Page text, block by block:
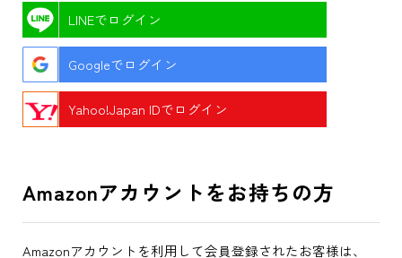
LINEでログイン
Googleでログイン
Yahoo!Japan IDでログイン
Amazonアカウントをお持ちの方
Amazonアカウントを利用して会員登録されたお客様は、